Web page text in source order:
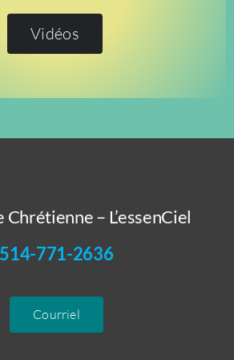
Vidéos
– L’essenCiel
514-771-2636
Courriel